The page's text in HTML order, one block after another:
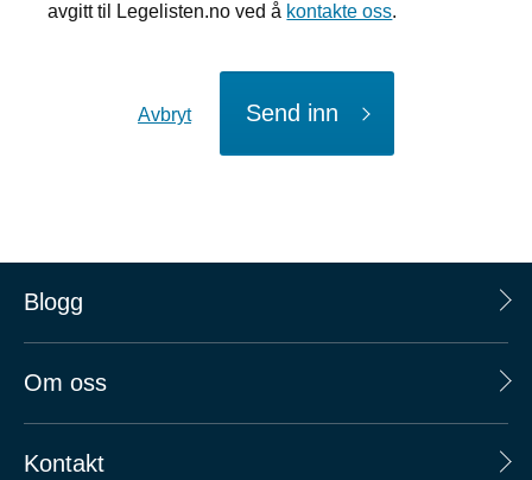
avgitt til Legelisten.no ved å kontakte oss.
Avbryt Send inn
Blogg
Om oss
Kontakt